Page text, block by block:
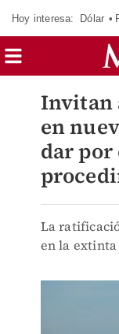
Hoy interesa: Dólar
Invitan
en
dar
La
en la extinta